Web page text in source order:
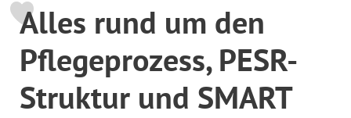
Alles rund um den
Pflegeprozess, PESR-
Struktur und SMART